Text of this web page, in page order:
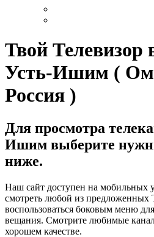
Твой Телевизор
Усть-Ишим (
Россия )
Для просмотра
Ишим выберите
ниже.
Наш сайт доступен на мобильных
смотреть любой из предложенных
воспользоваться боковым меню
вещания. Смотрите любимые
хорошем качестве.